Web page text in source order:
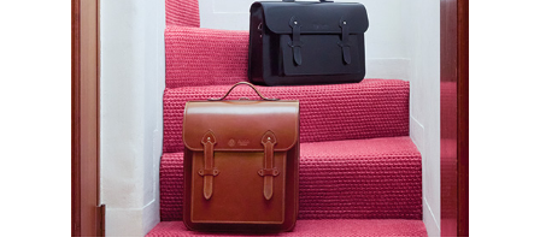
絞り込む
2026年6月 [2]
2026年5月 [1]
2026年4月 [7]
2026年3月 [5]
2026年1月 [2]
2025年12月 [2]